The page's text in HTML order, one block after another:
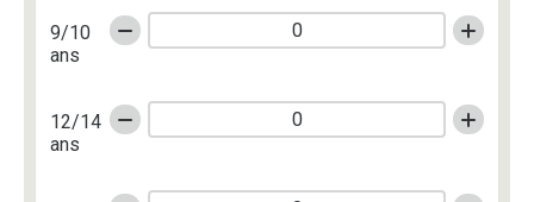
9/10
ans
12/14
ans